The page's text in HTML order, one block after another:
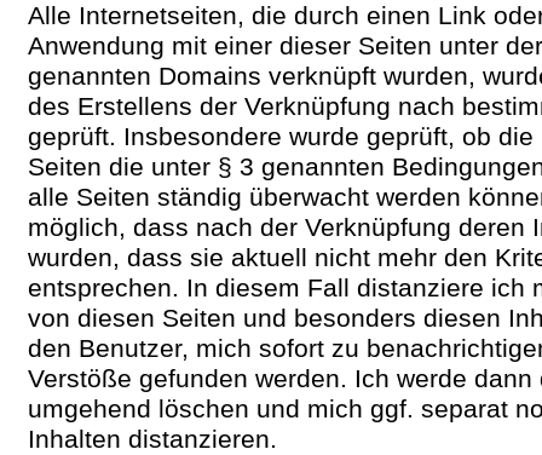
Alle Internetseiten, die durch einen Link
Anwendung mit einer dieser Seiten unter
genannten Domains verknüpft wurden,
des Erstellens der Verknüpfung nach
geprüft. Insbesondere wurde geprüft, ob
Seiten die unter § 3 genannten
alle Seiten ständig überwacht werden
möglich, dass nach der Verknüpfung deren
wurden, dass sie aktuell nicht mehr den
entsprechen. In diesem Fall distanziere ich
von diesen Seiten und besonders diesen
den Benutzer, mich sofort zu
Verstöße gefunden werden. Ich werde
umgehend löschen und mich ggf. separat
Inhalten distanzieren.